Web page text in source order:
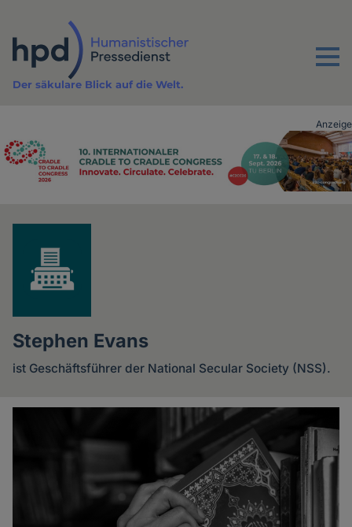
Inhalt
Menu
Der säkulare Blick auf die Welt.
Advertising
Anzeige
Stephen Evans
ist Geschäftsführer der National Secular Society (NSS).